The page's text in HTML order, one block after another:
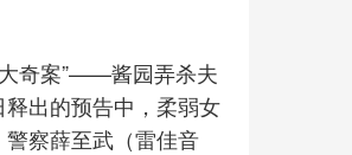
奇案”——酱园弄杀夫
出的预告中，柔弱女
察薛至武（雷佳音